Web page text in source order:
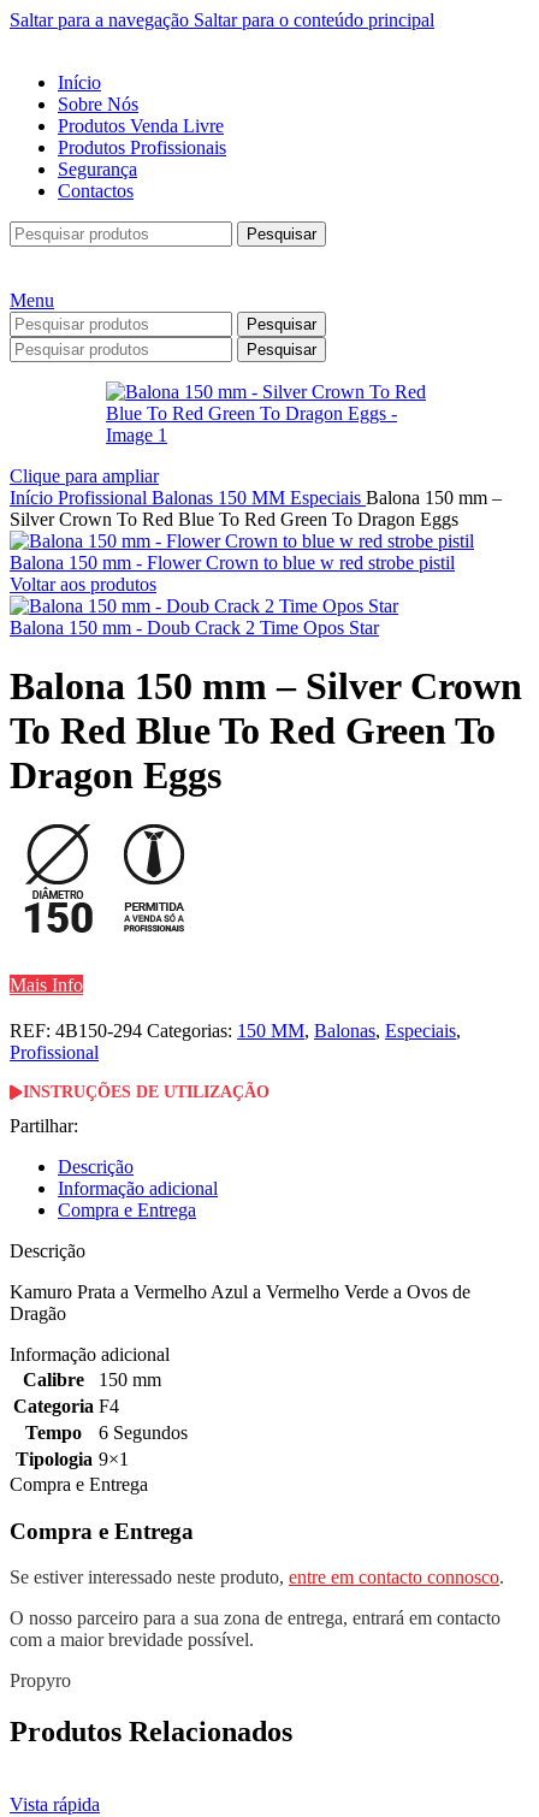
Saltar para a navegação Saltar para o conteúdo principal
Início
Sobre Nós
Produtos Venda Livre
Produtos Profissionais
Segurança
Contactos
Pesquisar
Menu
Pesquisar
Pesquisar
Clique para ampliar
Início Profissional Balonas 150 MM Especiais Balona 150 mm –
Silver Crown To Red Blue To Red Green To Dragon Eggs
Balona 150 mm - Flower Crown to blue w red strobe pistil
Voltar aos produtos
Balona 150 mm - Doub Crack 2 Time Opos Star
Balona 150 mm – Silver Crown
To Red Blue To Red Green To
Dragon Eggs
Mais Info
REF: 4B150-294 Categorias: 150 MM, Balonas, Especiais,
Profissional
INSTRUÇÕES DE UTILIZAÇÃO
Partilhar:
Descrição
Informação adicional
Compra e Entrega
Descrição
Kamuro Prata a Vermelho Azul a Vermelho Verde a Ovos de
Dragão
Informação adicional
Calibre
150 mm
Categoria F4
Tempo
6 Segundos
Tipologia 9×1
Compra e Entrega
Compra e Entrega
Se estiver interessado neste produto, entre em contacto connosco.
O nosso parceiro para a sua zona de entrega, entrará em contacto
com a maior brevidade possível.
Propyro
Produtos Relacionados
Vista rápida